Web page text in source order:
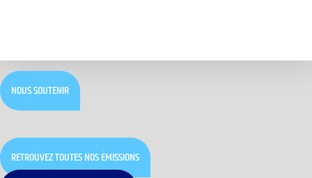
NOUS SOUTENIR
RETROUVEZ TOUTES NOS ÉMISSIONS